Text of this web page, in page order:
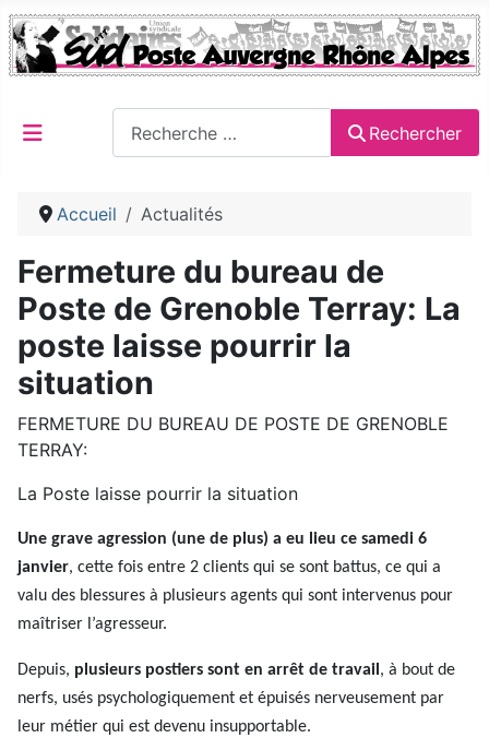
Rechercher
Accueil Actualités
Fermeture du bureau de
Poste de Grenoble Terray: La
poste laisse pourrir la
situation
FERMETURE DU BUREAU DE POSTE DE GRENOBLE
TERRAY:
La Poste laisse pourrir la situation
Une grave agression (une de plus) a eu lieu ce samedi 6
janvier, cette fois entre 2 clients qui se sont battus, ce qui a
valu des blessures à plusieurs agents qui sont intervenus pour
maîtriser l’agresseur.
Depuis, plusieurs postiers sont en arrêt de travail, à bout de
nerfs, usés psychologiquement et épuisés nerveusement par
leur métier qui est devenu insupportable.